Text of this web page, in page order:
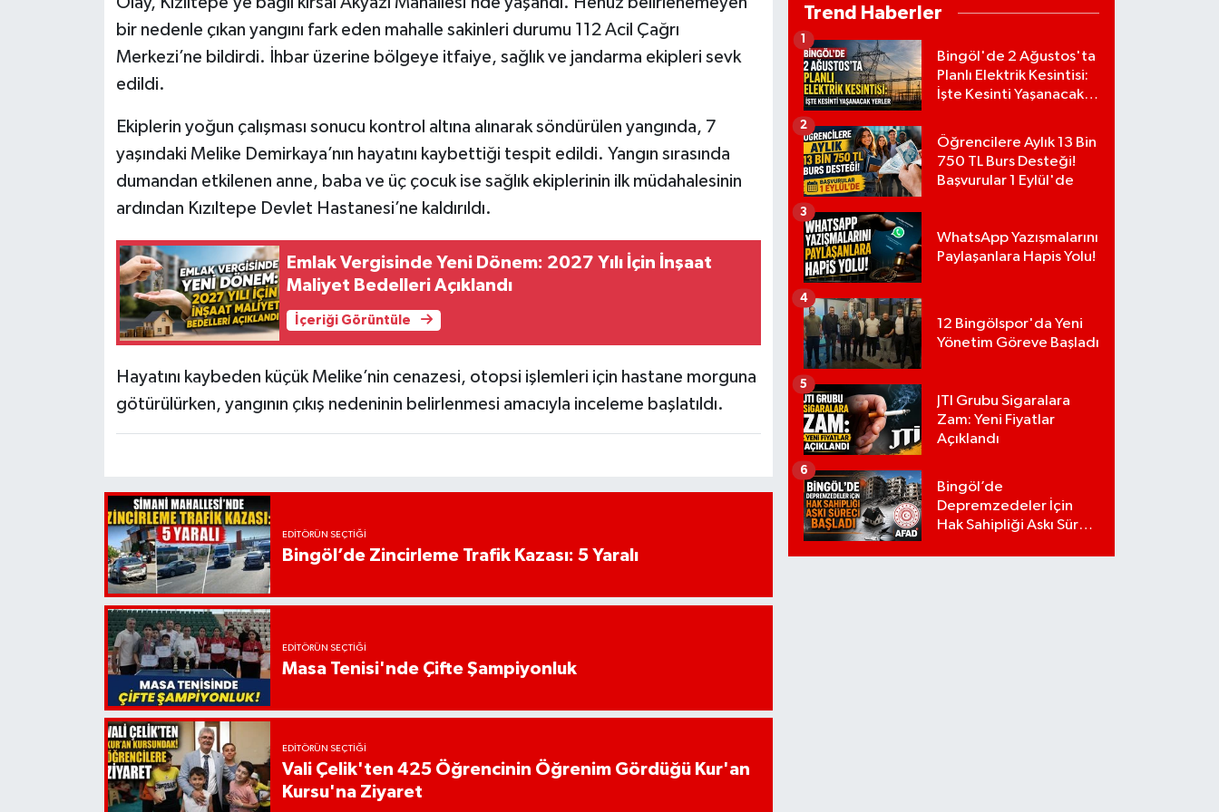
bir nedenle çıkan yangını fark eden mahalle sakinleri durumu 112 Acil Çağrı
Merkezi’ne bildirdi. İhbar üzerine bölgeye itfaiye, sağlık ve jandarma ekipleri sevk
edildi.
Ekiplerin yoğun çalışması sonucu kontrol altına alınarak söndürülen yangında, 7
yaşındaki Melike Demirkaya’nın hayatını kaybettiği tespit edildi. Yangın sırasında
dumandan etkilenen anne, baba ve üç çocuk ise sağlık ekiplerinin ilk müdahalesinin
ardından Kızıltepe Devlet Hastanesi’ne kaldırıldı.
Emlak Vergisinde Yeni Dönem: 2027 Yılı İçin İnşaat
Maliyet Bedelleri Açıklandı
İçeriği Görüntüle
Hayatını kaybeden küçük Melike’nin cenazesi, otopsi işlemleri için hastane morguna
götürülürken, yangının çıkış nedeninin belirlenmesi amacıyla inceleme başlatıldı.
EDITÖRÜN SEÇTIĞI
Bingöl’de Zincirleme Trafik Kazası: 5 Yaralı
EDITÖRÜN SEÇTIĞI
Masa Tenisi'nde Çifte Şampiyonluk
EDITÖRÜN SEÇTIĞI
Vali Çelik'ten 425 Öğrencinin Öğrenim Gördüğü Kur'an
Kursu'na Ziyaret
Trend Haberler
Bingöl'de 2 Ağustos'ta
Planlı Elektrik Kesintisi:
İşte Kesinti Yaşanacak
Öğrencilere Aylık 13 Bin
750 TL Burs Desteği!
Başvurular 1 Eylül'de
2
WhatsApp Yazışmalarını
Paylaşanlara Hapis Yolu!
3
12 Bingölspor'da Yeni
Yönetim Göreve Başladı
4
JTI Grubu Sigaralara
Zam: Yeni Fiyatlar
Açıklandı
5
Bingöl’de
Depremzedeler İçin
Hak Sahipliği Askı Süreci
6